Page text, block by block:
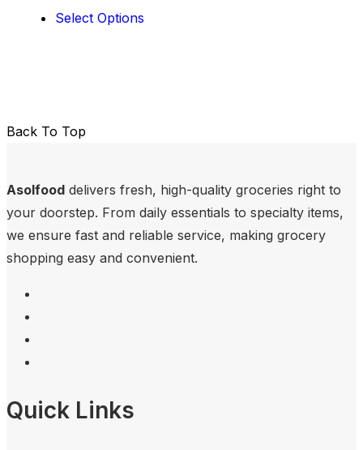
Select Options
Back To Top
Asolfood delivers fresh, high-quality groceries right to
your doorstep. From daily essentials to specialty items,
we ensure fast and reliable service, making grocery
shopping easy and convenient.
Quick Links